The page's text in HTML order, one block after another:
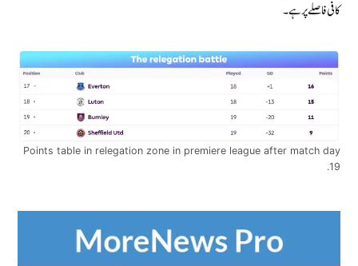
کافی فاصلے پر ہے۔
Points table in relegation zone in premiere league after match day
19.